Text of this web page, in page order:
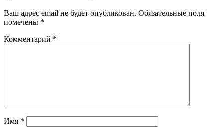
Ваш адрес email не будет опубликован. Обязательные поля
помечены *
Комментарий *
Имя *